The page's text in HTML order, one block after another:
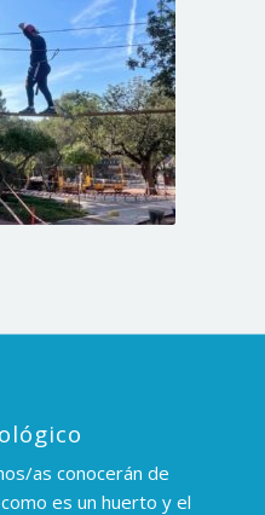
as conocerán de
es un huerto y el